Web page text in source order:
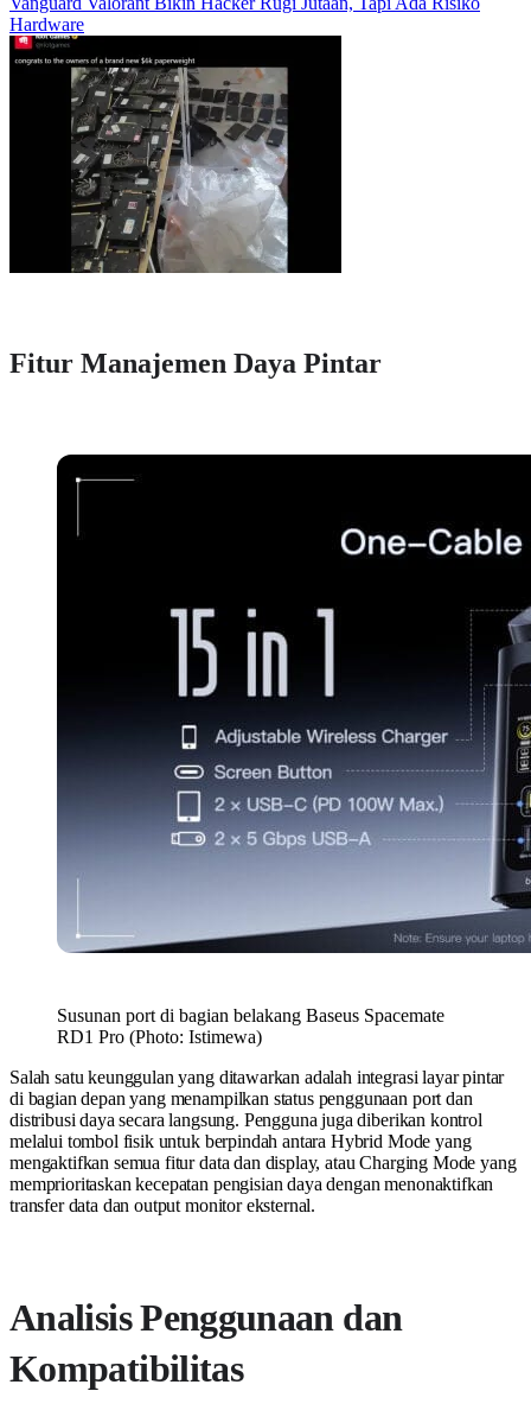
Hardware
Fitur Manajemen Daya Pintar
Susunan port di bagian belakang Baseus Spacemate
RD1 Pro (Photo: Istimewa)
Salah satu keunggulan yang ditawarkan adalah integrasi layar pintar
di bagian depan yang menampilkan status penggunaan port dan
distribusi daya secara langsung. Pengguna juga diberikan kontrol
melalui tombol fisik untuk berpindah antara Hybrid Mode yang
mengaktifkan semua fitur data dan display, atau Charging Mode yang
memprioritaskan kecepatan pengisian daya dengan menonaktifkan
transfer data dan output monitor eksternal.
Analisis Penggunaan dan
Kompatibilitas